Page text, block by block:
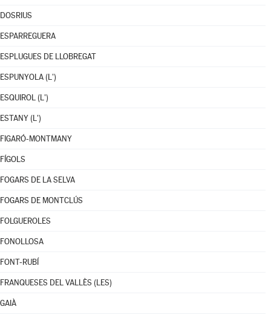
DOSRIUS
ESPARREGUERA
ESPLUGUES DE LLOBREGAT
ESPUNYOLA (L')
ESQUIROL (L')
ESTANY (L')
FIGARÓ-MONTMANY
FÍGOLS
FOGARS DE LA SELVA
FOGARS DE MONTCLÚS
FOLGUEROLES
FONOLLOSA
FONT-RUBÍ
FRANQUESES DEL VALLÈS (LES)
GAIÀ